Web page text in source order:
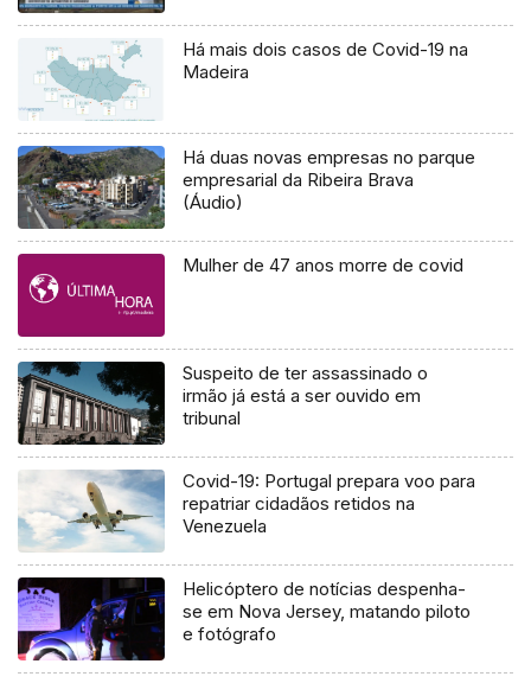
Há mais dois casos de Covid-19 na
Madeira
Há duas novas empresas no parque
empresarial da Ribeira Brava
(Áudio)
Mulher de 47 anos morre de covid
Suspeito de ter assassinado o
irmão já está a ser ouvido em
tribunal
Covid-19: Portugal prepara voo para
repatriar cidadãos retidos na
Venezuela
Helicóptero de notícias despenha-
se em Nova Jersey, matando piloto
e fotógrafo